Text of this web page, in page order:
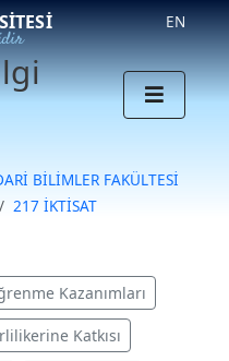
EN
BİLİMLER FAKÜLTESİ
217 İKTİSAT
Kazanımları
Katkısı